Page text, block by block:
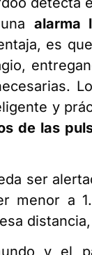
alarma
es
y
de las
ser
menor a